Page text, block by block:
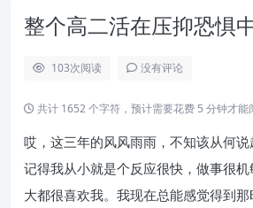
整个高二活在压抑恐惧
103次阅读 没有评论
共计 1652 个字符，预计需要花费 5 分钟才能
哎，这三年的风风雨雨，不知该从何说
记得我从小就是个反应很快，做事很
大都很喜欢我。我现在总能感觉得到